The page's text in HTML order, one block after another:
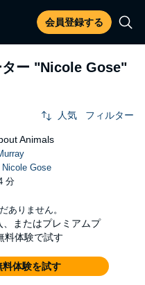
会員登録する
ー "Nicole Gose"
人気 フィルター
Animals
Nicole Gose
分
ありません。
、またはプレミアムプ
料体験で試す
料体験を試す